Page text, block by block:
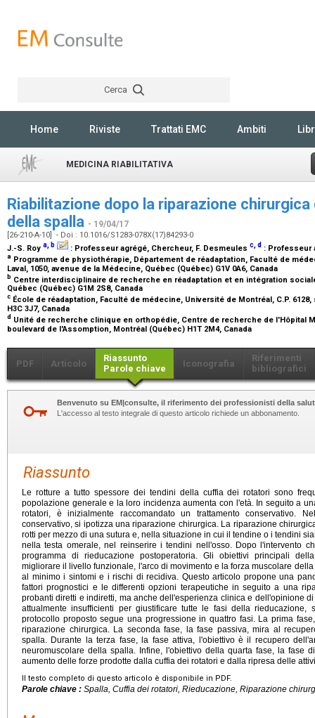
Cerca
Home Riviste Trattati EMC Ambiti
MEDICINA RIABILITATIVA
Riabilitazione dopo la riparazione
della spalla - 19/04/17
[26-210-A-10] - Doi : 10.1016/S1283-078X(17)84293-0
J.-S. Roy a, b : Professeur agrégé, Chercheur, F. Desmeules c,d : Professeur
a Programme de physiothérapie, Département de réadaptation, Faculté de
Laval, 1050, avenue de la Médecine, Québec (Québec) G1V 0A6, Canada
b Centre interdisciplinaire de recherche en réadaptation et en intégration
Québec (Québec) G1M 2S8, Canada
c École de réadaptation, Faculté de médecine, Université de Montréal, C.P.
H3C 3J7, Canada
d Unité de recherche clinique en orthopédie, Centre de recherche de l'Hôpital
boulevard de l'Assomption, Montréal (Québec) H1T 2M4, Canada
PDF Articolo
Riassunto
Parole chiave
Iconografia
Riferimenti
bibliografici
Benvenuto su EM|consulte, il riferimento dei professionisti della
L'accesso al testo integrale di questo articolo richiede un abbonamento.
Riassunto
Le rotture a tutto spessore dei tendini della cuffia dei rotatori sono
popolazione generale e la loro incidenza aumenta con l'età. In seguito a
rotatori, è inizialmente raccomandato un trattamento conservativo.
conservativo, si ipotizza una riparazione chirurgica. La riparazione
rotti per mezzo di una sutura e, nella situazione in cui il tendine o i tendini
nella testa omerale, nel reinserire i tendini nell'osso. Dopo l'intervento
programma di rieducazione postoperatoria. Gli obiettivi principali
migliorare il livello funzionale, l'arco di movimento e la forza muscolare
al minimo i sintomi e i rischi di recidiva. Questo articolo propone una
fattori prognostici e le differenti opzioni terapeutiche in seguito a una
probanti diretti e indiretti, ma anche dell'esperienza clinica e dell'opinione
attualmente insufficienti per giustificare tutte le fasi della rieducazione,
protocollo proposto segue una progressione in quattro fasi. La prima
riparazione chirurgica. La seconda fase, la fase passiva, mira al
spalla. Durante la terza fase, la fase attiva, l'obiettivo è il recupero
neuromuscolare della spalla. Infine, l'obiettivo della quarta fase, la fase
aumento delle forze prodotte dalla cuffia dei rotatori e dalla ripresa delle
Il testo completo di questo articolo è disponibile in PDF.
Parole chiave : Spalla, Cuffia dei rotatori, Rieducazione, Riparazione